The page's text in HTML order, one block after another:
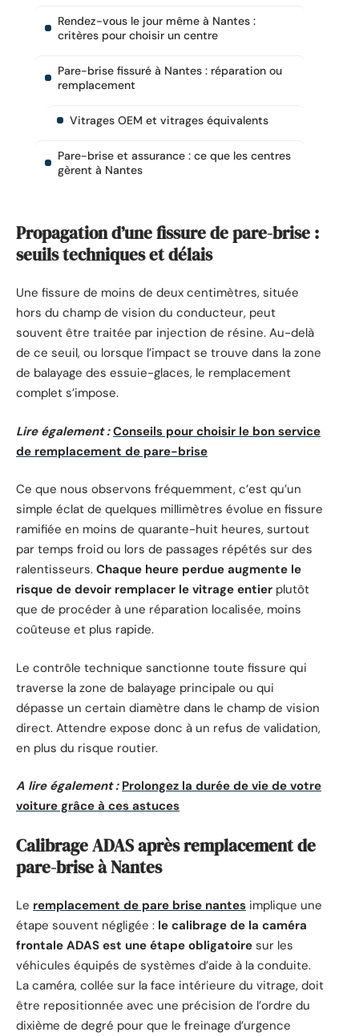
Rendez-vous le jour même à Nantes :
critères pour choisir un centre
Pare-brise fissuré à Nantes : réparation ou
remplacement
Vitrages OEM et vitrages équivalents
Pare-brise et assurance : ce que les centres
gèrent à Nantes
Propagation d’une fissure de pare-brise :
seuils techniques et délais
Une fissure de moins de deux centimètres, située
hors du champ de vision du conducteur, peut
souvent être traitée par injection de résine. Au-delà
de ce seuil, ou lorsque l’impact se trouve dans la zone
de balayage des essuie-glaces, le remplacement
complet s’impose.
Lire également : Conseils pour choisir le bon service
de remplacement de pare-brise
Ce que nous observons fréquemment, c’est qu’un
simple éclat de quelques millimètres évolue en fissure
ramifiée en moins de quarante-huit heures, surtout
par temps froid ou lors de passages répétés sur des
ralentisseurs. Chaque heure perdue augmente le
risque de devoir remplacer le vitrage entier plutôt
que de procéder à une réparation localisée, moins
coûteuse et plus rapide.
Le contrôle technique sanctionne toute fissure qui
traverse la zone de balayage principale ou qui
dépasse un certain diamètre dans le champ de vision
direct. Attendre expose donc à un refus de validation,
en plus du risque routier.
A lire également : Prolongez la durée de vie de votre
voiture grâce à ces astuces
Calibrage ADAS après remplacement de
pare-brise à Nantes
Le remplacement de pare brise nantes implique une
étape souvent négligée : le calibrage de la caméra
frontale ADAS est une étape obligatoire sur les
véhicules équipés de systèmes d’aide à la conduite.
La caméra, collée sur la face intérieure du vitrage, doit
être repositionnée avec une précision de l’ordre du
dixième de degré pour que le freinage d’urgence